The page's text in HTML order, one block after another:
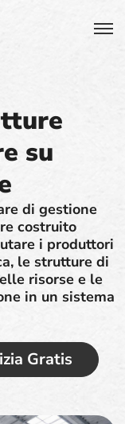
su
di gestione
costruito
i produttori
le strutture di
risorse e le
in un sistema
Gratis